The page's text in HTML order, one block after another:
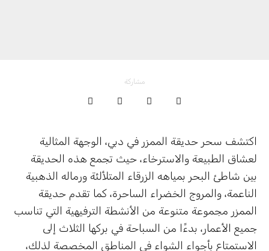
مشاركة
اكتشف سحر حديقة الممزر في دبي، الوجهة المثالية
لعشاق الطبيعة والاسترخاء، حيث تجمع هذه الحديقة
بين شاطئ البحر بمياهه الزرقاء المتلألئة ورماله الذهبية
الناعمة، والمروج الخضراء الساحرة، كما تقدم حديقة
الممزر مجموعة متنوعة من الأنشطة الترفيهية التي تناسب
جميع الأعمار، بدءًا من السباحة في بركها الثلاث إلى
الاستمتاع بأجواء الشواء في المناطق المخصصة لذلك،